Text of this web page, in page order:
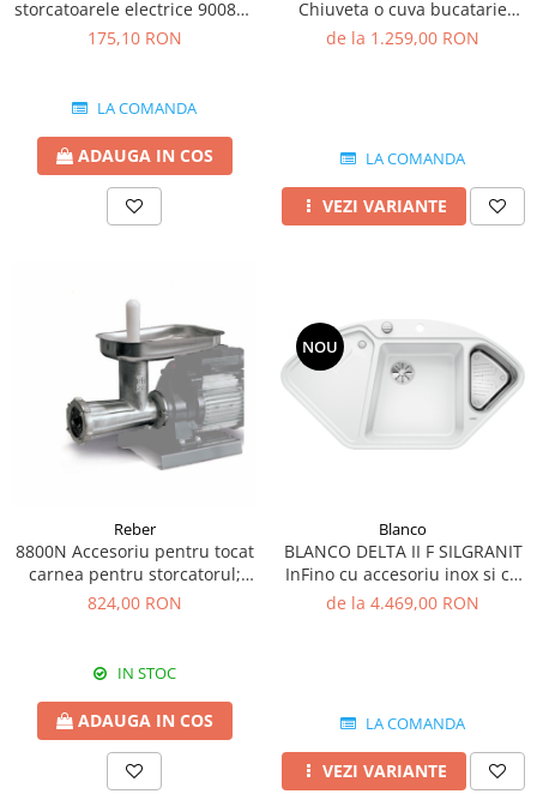
storcatoarele electrice 9008N-
2.5 MM
175,10 RON
LA COMANDA
ADAUGA IN COS
Chiuveta o cuva bucatarie
silgranit 86x50 cm
de la 1.259,00 RON
LA COMANDA
VEZI VARIANTE
Reber
8800N Accesoriu pentru tocat
carnea pentru storcatorul;
electric Reber 9000N
824,00 RON
IN STOC
ADAUGA IN COS
NOU
Blanco
BLANCO DELTA II F SILGRANIT
InFino cu accesoriu inox si cu
excentric
de la 4.469,00 RON
LA COMANDA
VEZI VARIANTE